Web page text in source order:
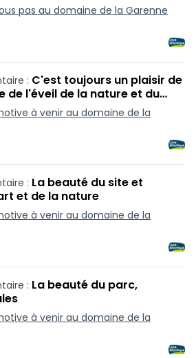
pas au domaine de la Garenne
: C'est toujours un plaisir de
de l'éveil de la nature et du…
à venir au domaine de la
: La beauté du site et
et de la nature
à venir au domaine de la
: La beauté du parc,
à venir au domaine de la